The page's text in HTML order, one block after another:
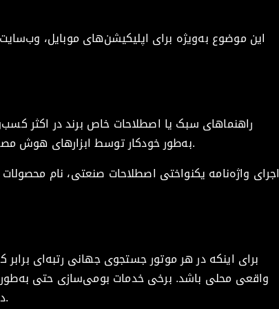
این موضوع به‌ویژه برای اپلیکیشن‌های موبایل،
راهنماهای سبک یا اصطلاحات خاص برند در اکثر
به‌طور خودکار توسط ابزارهای هوش مصنوعی اعمال کرد و بدین ترتیب از بروز تعارض‌ها جلوگیری نمود.
اجرای واژه‌نامه یکنواختی اصطلاحات صنعتی، نام
برای اینکه در هر موتور جستجوی جهانی رتبه‌ای
واقعی محلی باشد. برخی خدمات بومی‌سازی حتی به‌طور
دیده‌شدن بدون آسیب‌زدن به جریان طبیعی زبان اعمال می‌کنند.